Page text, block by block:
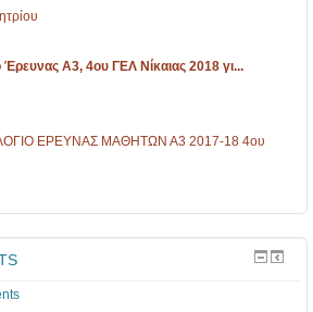
Α3, 4ου ΓΕΛ Νίκαιας 2018 γι...
ΕΡΕΥΝΑΣ ΜΑΘΗΤΩΝ Α3 2017-18 4ου